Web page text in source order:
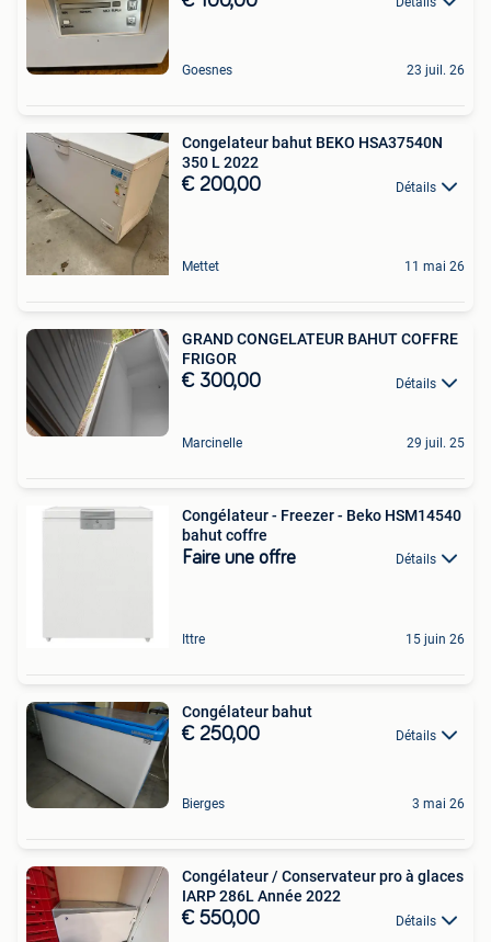
Goesnes 23 juil. 26
Congelateur bahut BEKO HSA37540N
350 L 2022
€ 200,00 Détails
Mettet 11 mai 26
GRAND CONGELATEUR BAHUT COFFRE
FRIGOR
€ 300,00 Détails
Marcinelle 29 juil. 25
Congélateur - Freezer - Beko HSM14540
bahut coffre
Faire une offre Détails
Ittre 15 juin 26
Congélateur bahut
€ 250,00 Détails
Bierges 3 mai 26
Congélateur / Conservateur pro à glaces
IARP 286L Année 2022
€ 550,00 Détails